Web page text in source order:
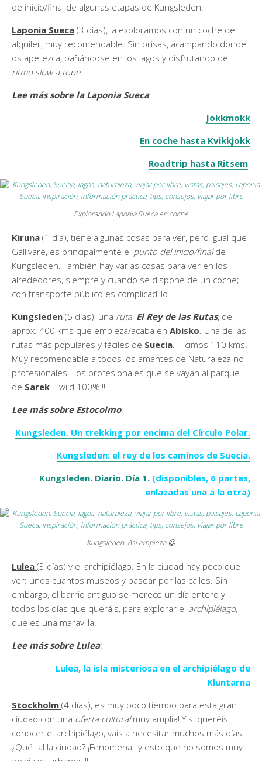
de inicio/final de algunas etapas de Kungsleden.
Laponia Sueca (3 días), la exploramos con un coche de
alquiler, muy recomendable. Sin prisas, acampando donde
os apetezca, bañándose en los lagos y disfrutando del
ritmo slow a tope.
Lee más sobre la Laponia Sueca:
Jokkmokk
En coche hasta Kvikkjokk
Roadtrip hasta Ritsem
Explorando Laponia Sueca en coche
Kiruna (1 día), tiene algunas cosas para ver, pero igual que
Gällivare, es principalmente el punto del inicio/finalde
Kungsleden. También hay varias cosas para ver en los
alrededores, siempre y cuando se dispone de un coche;
con transporte público es complicadillo.
Kungsleden (5 días), una ruta, El Rey de las Rutas, de
aprox. 400 kms que empieza/acaba en Abisko. Una de las
rutas más populares y fáciles de Suecia. Hicimos 110 kms.
Muy recomendable a todos los amantes de Naturaleza no-
profesionales. Los profesionales que se vayan al parque
de Sarek – wild 100%!!!
Lee más sobre Estocolmo:
Kungsleden. Un trekking por encima del Círculo Polar.
Kungsleden: el rey de los caminos de Suecia.
Kungsleden. Diario. Día 1. (disponibles, 6 partes,
enlazadas una a la otra)
Kungsleden. Así empieza 😉
Lulea (3 días) y el archipiélago. En la ciudad hay poco que
ver: unos cuantos museos y pasear por las calles. Sin
embargo, el barrio antiguo se merece un día entero y
todos los días que queráis, para explorar el archipiélago,
que es una maravilla!
Lee más sobre Lulea:
Lulea, la isla misteriosa en el archipiélago de
Kluntarna
Stockholm (4 días), es muy poco tiempo para esta gran
ciudad con una oferta culturalmuy amplia! Y si queréis
conocer el archipiélago, vais a necesitar muchos más días.
¿Qué tal la ciudad? ¡Fenomenal! y esto que no somos muy